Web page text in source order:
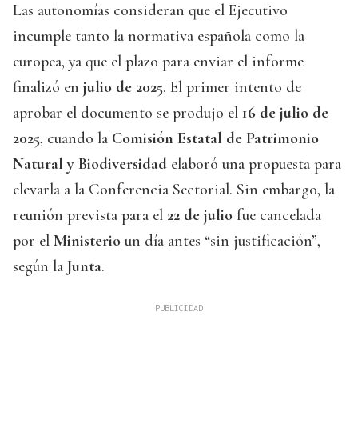
Las autonomías consideran que el Ejecutivo
incumple tanto la normativa española como la
europea, ya que el plazo para enviar el informe
finalizó en julio de 2025. El primer intento de
aprobar el documento se produjo el 16 de julio de
2025, cuando la Comisión Estatal de Patrimonio
Natural y Biodiversidad elaboró una propuesta para
elevarla a la Conferencia Sectorial. Sin embargo, la
reunión prevista para el 22 de julio fue cancelada
por el Ministerio un día antes “sin justificación”,
según la Junta.